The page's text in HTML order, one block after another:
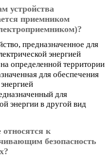
устройства
приемником
предназначенное для
энергией
определенной территории
для обеспечения
для
энергии в другой вид
к
безопасность